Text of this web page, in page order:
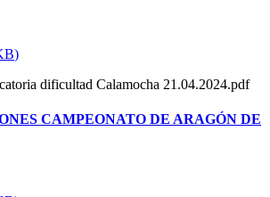
)
dificultad Calamocha 21.04.2024.pdf
CAMPEONATO DE ARAGÓN DE